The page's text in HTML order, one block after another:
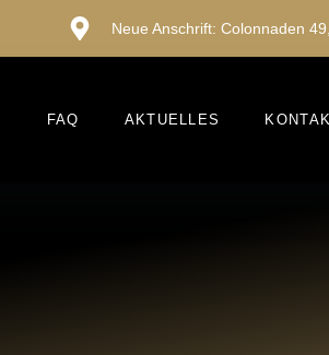
Neue Anschrift: Colonnaden
FAQ AKTUELLES